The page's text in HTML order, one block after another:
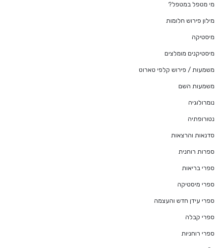
מי מטפל במטפל?
מילון פירוש חלומות
מיסטיקה
מיסטיקנים מומלצים
משמעות / פירוש קלפי טארוט
משמעות השם
נומרולוגיה
נטורופתיה
סדנאות והרצאות
ספרות רוחנית
ספרי בריאות
ספרי מיסטיקה
ספרי עידן חדש והעצמה
ספרי קבלה
ספרי רוחניות